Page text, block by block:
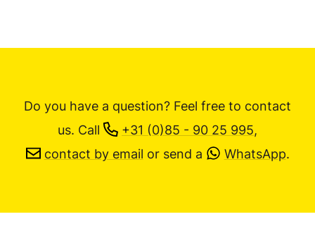
Do you have a question? Feel free to contact
us. Call +31 (0)85 - 90 25 995,
contact by email or send a WhatsApp.